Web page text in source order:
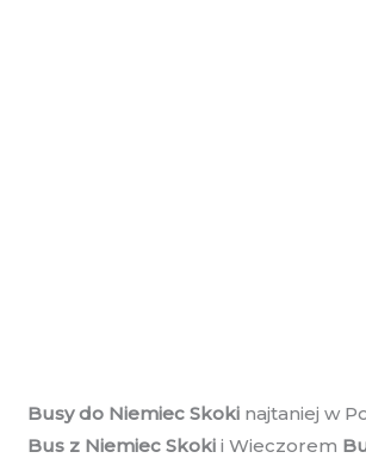
Busy do Niemiec Skoki najtaniej w
Bus z Niemiec Skoki i Wieczorem